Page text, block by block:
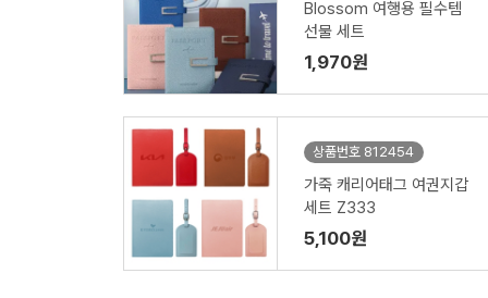
Blossom 여행용 필수템
선물 세트
1,970원
상품번호 812454
가죽 캐리어태그 여권지갑
세트 Z333
5,100원